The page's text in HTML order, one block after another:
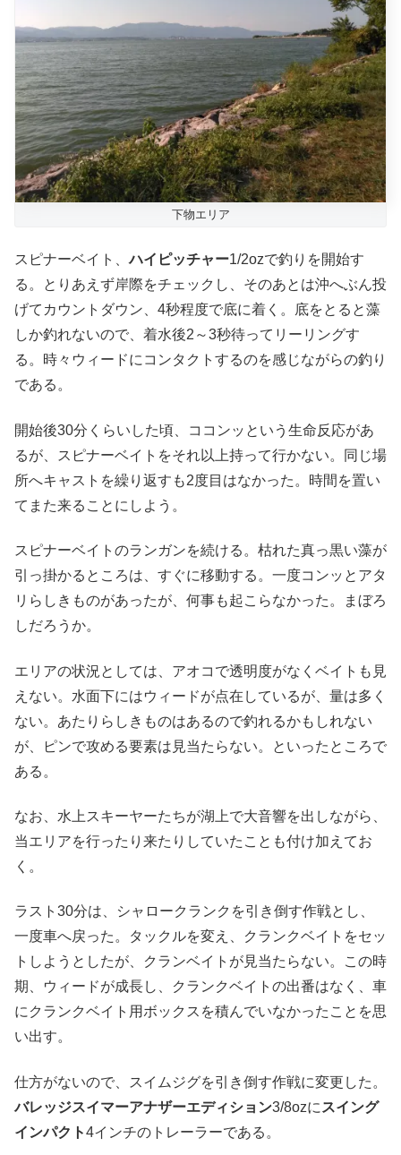
下物エリア
スピナーベイト、ハイピッチャー1/2ozで釣りを開始す
る。とりあえず岸際をチェックし、そのあとは沖へぶん投
げてカウントダウン、4秒程度で底に着く。底をとると藻
しか釣れないので、着水後2～3秒待ってリーリングす
る。時々ウィードにコンタクトするのを感じながらの釣り
である。
開始後30分くらいした頃、ココンッという生命反応があ
るが、スピナーベイトをそれ以上持って行かない。同じ場
所へキャストを繰り返すも2度目はなかった。時間を置い
てまた来ることにしよう。
スピナーベイトのランガンを続ける。枯れた真っ黒い藻が
引っ掛かるところは、すぐに移動する。一度コンッとアタ
リらしきものがあったが、何事も起こらなかった。まぼろ
しだろうか。
エリアの状況としては、アオコで透明度がなくベイトも見
えない。水面下にはウィードが点在しているが、量は多く
ない。あたりらしきものはあるので釣れるかもしれない
が、ピンで攻める要素は見当たらない。といったところで
ある。
なお、水上スキーヤーたちが湖上で大音響を出しながら、
当エリアを行ったり来たりしていたことも付け加えてお
く。
ラスト30分は、シャロークランクを引き倒す作戦とし、
一度車へ戻った。タックルを変え、クランクベイトをセッ
トしようとしたが、クランベイトが見当たらない。この時
期、ウィードが成長し、クランクベイトの出番はなく、車
にクランクベイト用ボックスを積んでいなかったことを思
い出す。
仕方がないので、スイムジグを引き倒す作戦に変更した。
バレッジスイマーアナザーエディション3/8ozに スイング
インパクト4インチのトレーラーである。